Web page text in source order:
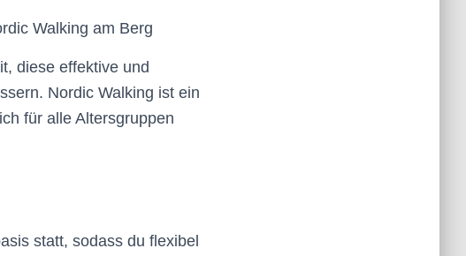
Walking am Berg
diese effektive und
Nordic Walking ist ein
für alle Altersgruppen
statt, sodass du flexibel